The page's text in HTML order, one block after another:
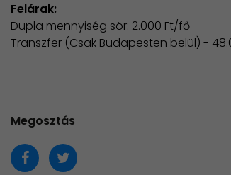
Felárak:
Dupla mennyiség sör: 2.000 Ft/fő
Transzfer (Csak Budapesten belül) -
Megosztás